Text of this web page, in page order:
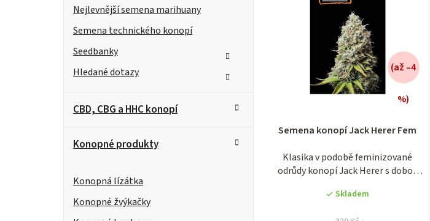
p
a
n
Nejlevnější semena marihuany
Semena technického konopí
Seedbanky
Hledané dotazy
CBD, CBG a HHC konopí
Konopné produkty
Konopná lízátka
Konopné žvýkačky
Semena konopí Jack Herer Fem
Klasika v podobě feminizované
odrůdy konopí Jack Herer s dobou
Skladem
(až –4
%)
produktu
3,0
z
hvězdiček.